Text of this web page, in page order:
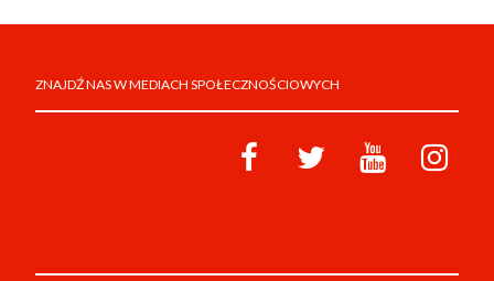
ZNAJDŹ NAS W MEDIACH SPOŁECZNOŚCIOWYCH